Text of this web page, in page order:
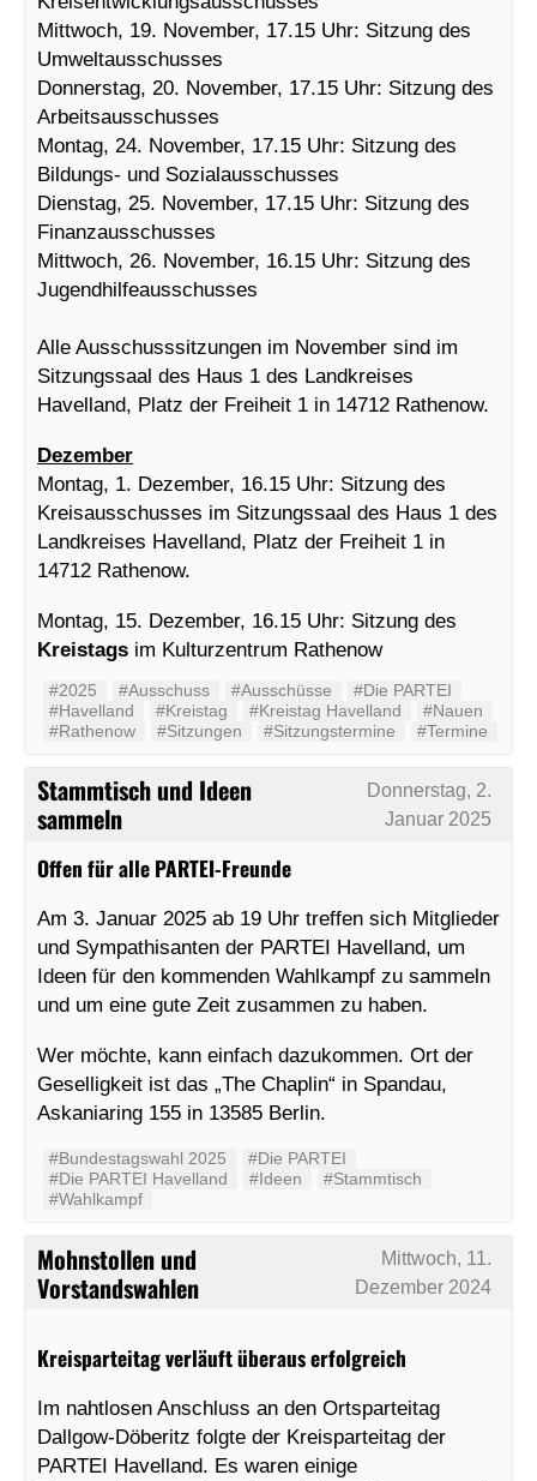
Mittwoch, 19. November, 17.15 Uhr: Sitzung des
Umweltausschusses
Donnerstag, 20. November, 17.15 Uhr: Sitzung des
Arbeitsausschusses
Montag, 24. November, 17.15 Uhr: Sitzung des
Bildungs- und Sozialausschusses
Dienstag, 25. November, 17.15 Uhr: Sitzung des
Finanzausschusses
Mittwoch, 26. November, 16.15 Uhr: Sitzung des
Jugendhilfeausschusses
Alle Ausschusssitzungen im November sind im
Sitzungssaal des Haus 1 des Landkreises
Havelland, Platz der Freiheit 1 in 14712 Rathenow.
Dezember
Montag, 1. Dezember, 16.15 Uhr: Sitzung des
Kreisausschusses im Sitzungssaal des Haus 1 des
Landkreises Havelland, Platz der Freiheit 1 in
14712 Rathenow.
Montag, 15. Dezember, 16.15 Uhr: Sitzung des
Kreistags im Kulturzentrum Rathenow
#2025 #Ausschuss #Ausschüsse
#Die PARTEI
#Havelland
#Kreistag #Kreistag Havelland
#Nauen
#Rathenow
#Sitzungen #Sitzungstermine #Termine
Stammtisch und Ideen
sammeln
Donnerstag, 2.
Januar 2025
Offen für alle PARTEI-Freunde
Am 3. Januar 2025 ab 19 Uhr treffen sich Mitglieder
und Sympathisanten der PARTEI Havelland, um
Ideen für den kommenden Wahlkampf zu sammeln
und um eine gute Zeit zusammen zu haben.
Wer möchte, kann einfach dazukommen. Ort der
Geselligkeit ist das „The Chaplin“ in Spandau,
Askaniaring 155 in 13585 Berlin.
#Bundestagswahl 2025
#Die PARTEI
#Die PARTEI Havelland
#Ideen
#Stammtisch
#Wahlkampf
Mohnstollen und
Vorstandswahlen
Mittwoch, 11.
Dezember 2024
Kreisparteitag verläuft überaus erfolgreich
Im nahtlosen Anschluss an den Ortsparteitag
Dallgow-Döberitz folgte der Kreisparteitag der
PARTEI Havelland. Es waren einige